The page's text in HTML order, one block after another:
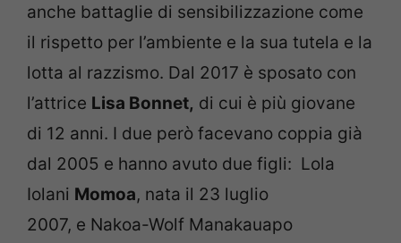
anche battaglie di sensibilizzazione come
il rispetto per l’ambiente e la sua tutela e la
lotta al razzismo. Dal 2017 è sposato con
l’attrice Lisa Bonnet, di cui è più giovane
di 12 anni. I due però facevano coppia già
dal 2005 e hanno avuto due figli: Lola
Iolani Momoa, nata il 23 luglio
2007, e Nakoa-Wolf Manakauapo